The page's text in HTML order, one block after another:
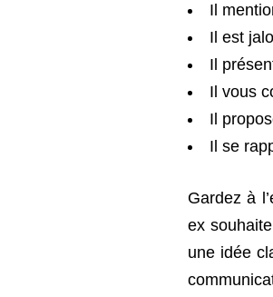
Il
Il est
Il
Il vous
Il
Il se
Gardez à
ex
une idée